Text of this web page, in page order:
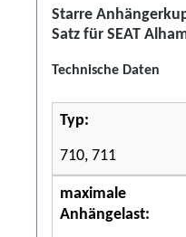
Starre
Satz für SEAT
Technische Daten
Typ:
710, 711
maximale
Anhängelast: